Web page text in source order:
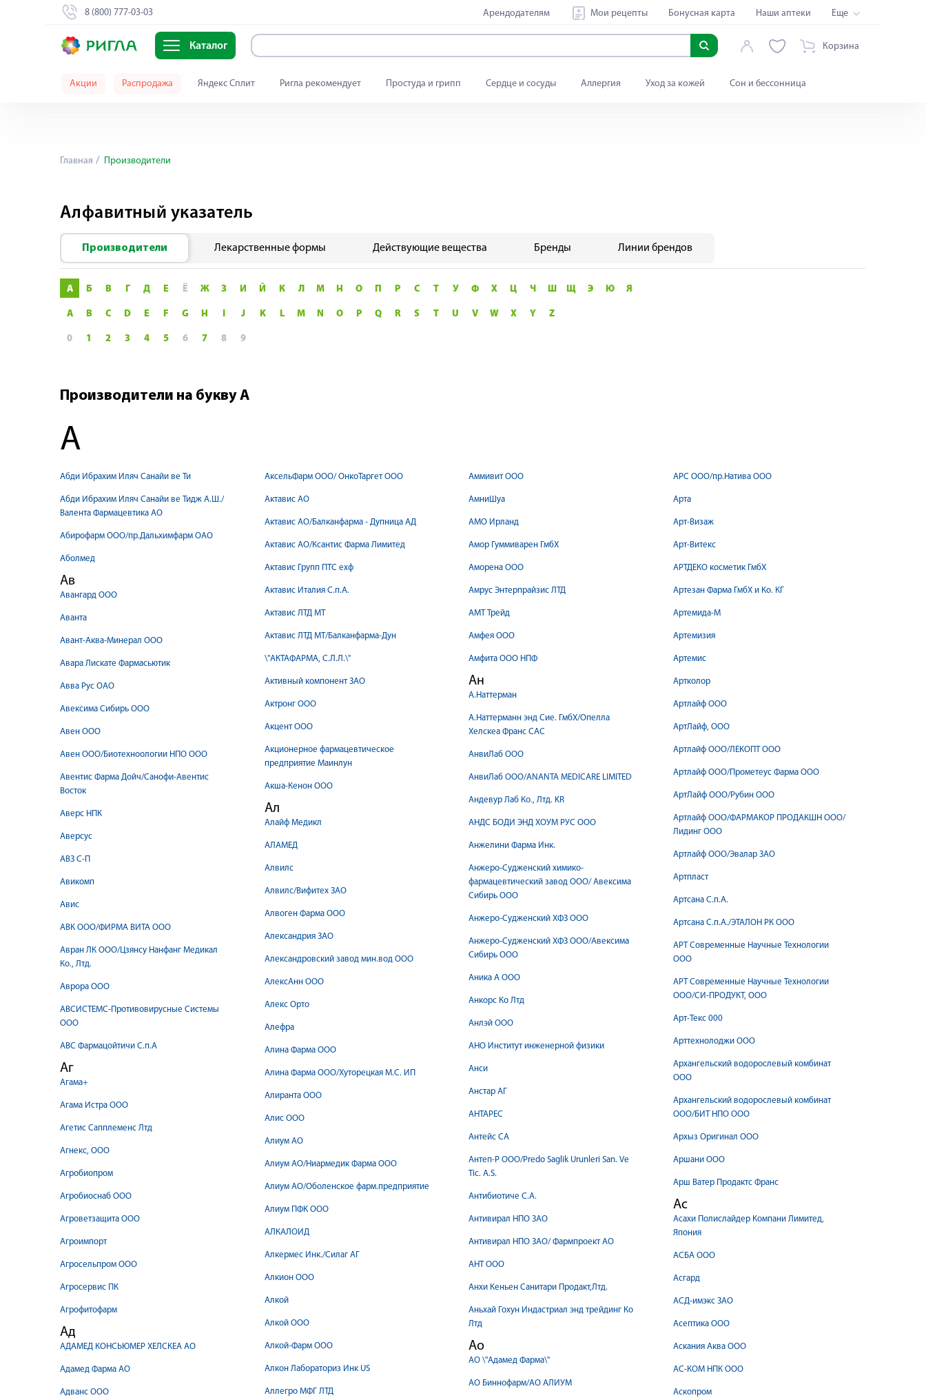
8 (800) 777-03-03 Арендодателям Мои рецепты Бонусная карта Наши аптеки Еще
Каталог Корзина
Акции Распродажа Яндекс Сплит Ригла рекомендует Простуда и грипп Сердце и сосуды Аллергия Уход за кожей Сон и бессонница
Главная Производители
Алфавитный указатель
Производители Лекарственные формы Действующие вещества Бренды Линии брендов
А Б В Г Д Е Ё Ж З И Й К Л М Н О П Р С Т У Ф Х Ц Ч Ш Щ Э Ю Я
A B C D E F G H I J K L M N O P Q R S T U V W X Y Z
0 1 2 3 4 5 6 7 8 9
Производители на букву А
А
Абди Ибрахим Иляч Санайи ве Ти
Абди Ибрахим Иляч Санайи ве Тидж А.Ш./
Валента Фармацевтика АО
Абирофарм ООО/пр.Дальхимфарм ОАО
Аболмед
Ав
Авангард ООО
Аванта
Авант-Аква-Минерал ООО
Авара Лискате Фармасьютик
Авва Рус ОАО
Авексима Сибирь ООО
Авен ООО
Авен ООО/Биотехноологии НПО ООО
Авентис Фарма Дойч/Санофи-Авентис
Восток
Аверс НПК
Аверсус
АВЗ С-П
Авикомп
Авис
АВК ООО/ФИРМА ВИТА ООО
Авран ЛК ООО/Цзянсу Нанфанг Медикал
Ко., Лтд.
Аврора ООО
АВСИСТЕМС-Противовирусные Системы
ООО
АВС Фармацойтичи С.п.А
Аг
Агама+
Агама Истра ООО
Агетис Сапплеменс Лтд
Агнекс, ООО
Агробиопром
Агробиоснаб ООО
Агроветзащита ООО
Агроимпорт
Агросельпром ООО
Агросервис ПК
Агрофитофарм
Ад
АДАМЕД КОНСЬЮМЕР ХЕЛСКЕА АО
Адамед Фарма АО
Адванс ООО
АксельФарм ООО/ ОнкоТаргет ООО
Актавис АО
Актавис АО/Балканфарма - Дупница АД
Актавис АО/Ксантис Фарма Лимитед
Актавис Групп ПТС ехф
Актавис Италия С.п.А.
Актавис ЛТД MT
Актавис ЛТД MT/Балканфарма-Дун
\"АКТАФАРМА, С.Л.Л.\"
Активный компонент ЗАО
Актронг ООО
Акцент ООО
Акционерное фармацевтическое
предприятие Маинлун
Акша-Кенон ООО
Ал
Алайф Медикл
АЛАМЕД
Алвилс
Алвилс/Вифитех ЗАО
Алвоген Фарма ООО
Александрия ЗАО
Александровский завод мин.вод ООО
АлексАнн ООО
Алекс Орто
Алефра
Алина Фарма ООО
Алина Фарма ООО/Хуторецкая М.С. ИП
Алиранта ООО
Алис ООО
Алиум АО
Алиум АО/Ниармедик Фарма ООО
Алиум АО/Оболенское фарм.предприятие
Алиум ПФК ООО
АЛКАЛОИД
Алкермес Инк./Силаг АГ
Алкион ООО
Алкой
Алкой ООО
Алкой-Фарм ООО
Алкон Лабораториз Инк US
Аллегро МФГ ЛТД
Аммивит ООО
АмниШуа
АМО Ирланд
Амор Гуммиварен ГмбХ
Аморена ООО
Амрус Энтерпрайзис ЛТД
АМТ Трейд
Амфея ООО
Амфита ООО НПФ
Ан
А.Наттерман
А.Наттерманн энд Сие. ГмбХ/Опелла
Хелскеа Франс САС
АнвиЛаб ООО
АнвиЛаб ООО/ANANTA MEDICARE LIMITED
Андевур Лаб Ко., Лтд. KR
АНДС БОДИ ЭНД ХОУМ РУС ООО
Анжелини Фарма Инк.
Анжеро-Судженский химико-
фармацевтический завод ООО/ Авексима
Сибирь ООО
Анжеро-Судженский ХФЗ ООО
Анжеро-Судженский ХФЗ ООО/Авексима
Сибирь ООО
Аника А ООО
Анкорс Ко Лтд
Анлэй ООО
АНО Институт инженерной физики
Анси
Анстар АГ
АНТАРЕС
Антейс СА
Антеп-Р ООО/Predo Saglik Urunleri San. Ve
Tic. A.S.
Антибиотиче С.А.
Антивирал НПО ЗАО
Антивирал НПО ЗАО/ Фармпроект АО
АНТ ООО
Анхи Кеньен Санитари Продакт,Лтд.
Аньхай Гохун Индастриал энд трейдинг Ко
Лтд
Ао
АО \"Адамед Фарма\"
АО Биннофарм/АО АЛИУМ
АРС ООО/пр.Натива ООО
Арта
Арт-Визаж
Арт-Витекс
АРТДЕКО косметик ГмбХ
Артезан Фарма ГмбХ и Ко. КГ
Артемида-М
Артемизия
Артемис
Артколор
Артлайф ООО
АртЛайф, ООО
Артлайф ООО/ЛЕКОПТ ООО
Артлайф ООО/Прометеус Фарма ООО
АртЛайф ООО/Рубин ООО
Артлайф ООО/ФАРМАКОР ПРОДАКШН ООО/
Лидинг ООО
Артлайф ООО/Эвалар ЗАО
Артпласт
Артсана С.п.А.
Артсана С.п.А./ЭТАЛОН РК ООО
АРТ Современные Научные Технологии
ООО
АРТ Современные Научные Технологии
ООО/СИ-ПРОДУКТ, ООО
Арт-Текс 000
Арттехнолоджи ООО
Архангельский водорослевый комбинат
ООО
Архангельский водорослевый комбинат
ООО/БИТ НПО ООО
Архыз Оригинал ООО
Аршани ООО
Арш Ватер Продактс Франс
Ас
Асахи Полислайдер Компани Лимитед,
Япония
АСБА ООО
Асгард
АСД-имэкс ЗАО
Асептика ООО
Аскания Аква ООО
АС-КОМ НПК ООО
Аскопром